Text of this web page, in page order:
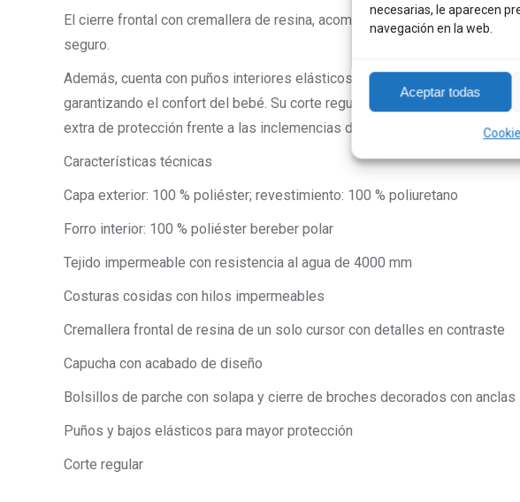
necesarias, le aparecen
navegación en la web.
Aceptar todas
El cierre frontal con cremallera de resina, acompañado de elementos en
seguro.
Además, cuenta con puños interiores elásticos que proporcionan mayor
garantizando el confort del bebé. Su corte regular ofrece libertad de
extra de protección frente a las inclemencias del tiempo.
Características técnicas
Capa exterior: 100 % poliéster; revestimiento: 100 % poliuretano
Forro interior: 100 % poliéster bereber polar
Tejido impermeable con resistencia al agua de 4000 mm
Costuras cosidas con hilos impermeables
Cremallera frontal de resina de un solo cursor con detalles en contraste
Capucha con acabado de diseño
Bolsillos de parche con solapa y cierre de broches decorados con anclas
Puños y bajos elásticos para mayor protección
Corte regular